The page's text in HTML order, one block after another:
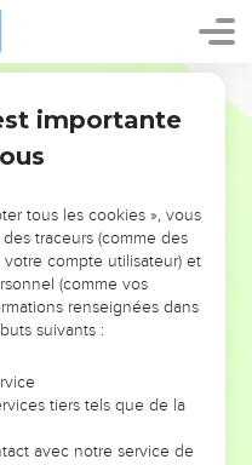
!
VOUS ÉVITER LES
?
les doutes, les erreurs
alors même que ce
façonnés.
importante
tous les cookies », vous
traceurs (comme des
compte utilisateur) et
(comme vos
renseignées dans
suivants :
tiers tels que de la
avec notre service de